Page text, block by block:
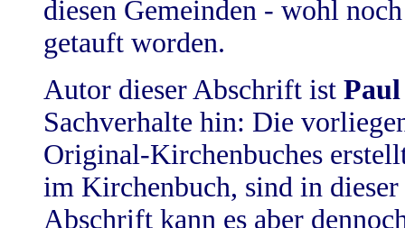
diesen Gemeinden - wohl
getauft worden.
Autor dieser Abschrift ist
Sachverhalte hin: Die
Original-Kirchenbuches
im Kirchenbuch, sind in
Abschrift kann es aber